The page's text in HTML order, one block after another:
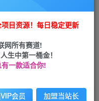
全链路，开场对话设
营、社群管理、一对一
前 78
目资源！每日稳定更新
网所有赛道!
生中第一桶金！
一款适合你!
会员 加盟当站长